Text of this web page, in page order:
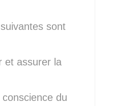
suivantes sont
et assurer la
du